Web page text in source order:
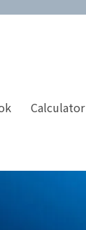
Calculator